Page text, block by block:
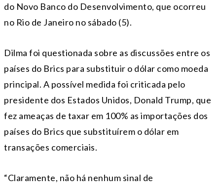
do Novo Banco do Desenvolvimento, que ocorreu
no Rio de Janeiro no sábado (5).
Dilma foi questionada sobre as discussões entre os
países do Brics para substituir o dólar como moeda
principal. A possível medida foi criticada pelo
presidente dos Estados Unidos, Donald Trump, que
fez ameaças de taxar em 100% as importações dos
países do Brics que substituírem o dólar em
transações comerciais.
“Claramente, não há nenhum sinal de